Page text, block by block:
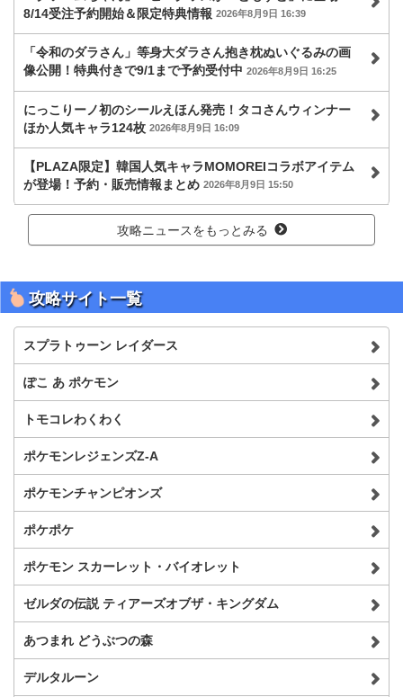
8/14受注予約開始＆限定特典情報 2026年8月9日 16:39
「令和のダラさん」等身大ダラさん抱き枕ぬいぐるみの画
像公開！特典付きで9/1まで予約受付中 2026年8月9日 16:25
にっこりーノ初のシールえほん発売！タコさんウィンナー
ほか人気キャラ124枚 2026年8月9日 16:09
【PLAZA限定】韓国人気キャラMOMOREIコラボアイテム
が登場！予約・販売情報まとめ 2026年8月9日 15:50
攻略ニュースをもっとみる
攻略サイト一覧
スプラトゥーン レイダース
ぽこ あ ポケモン
トモコレわくわく
ポケモンレジェンズZ-A
ポケモンチャンピオンズ
ポケポケ
ポケモン スカーレット・バイオレット
ゼルダの伝説 ティアーズオブザ・キングダム
あつまれ どうぶつの森
デルタルーン